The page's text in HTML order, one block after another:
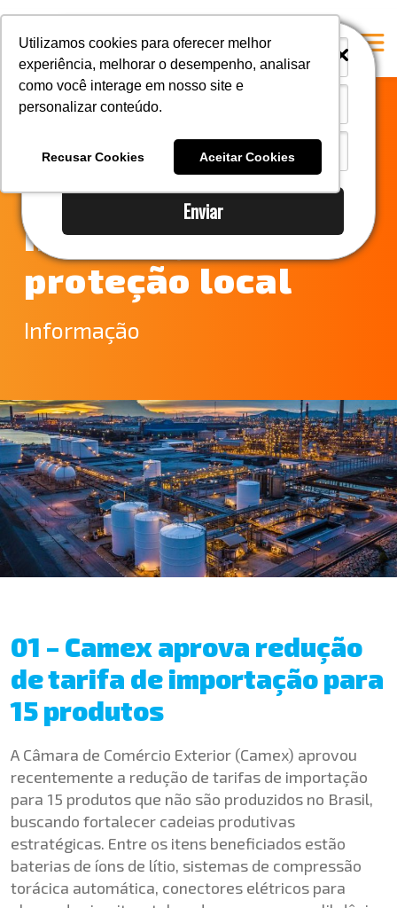
Enviar
Utilizamos cookies para oferecer melhor
experiência, melhorar o desempenho, analisar
como você interage em nosso site e
personalizar conteúdo.
Recusar Cookies Aceitar Cookies
i
i
A Mastersul
Responsabilidade social
Blog
Contato
Camex busca
equilíbrio entre
importação e
proteção local
Informação
01 – Camex aprova redução
de tarifa de importação para
15 produtos
A Câmara de Comércio Exterior (Camex) aprovou
recentemente a redução de tarifas de importação
para 15 produtos que não são produzidos no Brasil,
buscando fortalecer cadeias produtivas
estratégicas. Entre os itens beneficiados estão
baterias de íons de lítio, sistemas de compressão
torácica automática, conectores elétricos para